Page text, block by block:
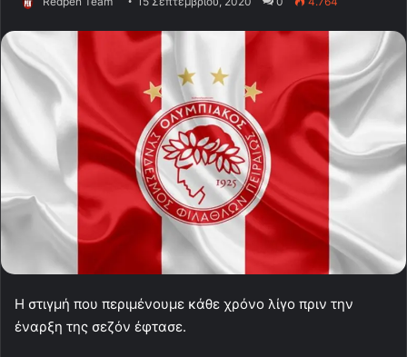
Η στιγμή που περιμένουμε κάθε χρόνο λίγο πριν την
έναρξη της σεζόν έφτασε.